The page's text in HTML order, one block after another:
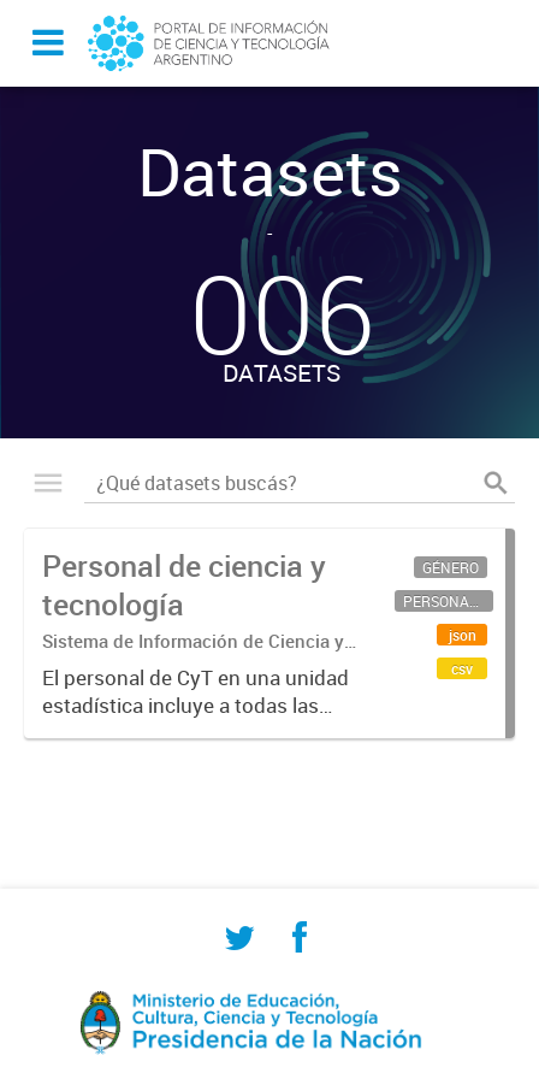
Datasets
-
006
DATASETS
Personal de ciencia y
tecnología
Sistema de Información de Ciencia y
Tecnología Argentino (SICYTAR)
El personal de CyT en una unidad
estadística incluye a todas las
personas involucradas
GÉNERO
PERSONAL CIENTÍFICO-TECNOLÓGICO
json
csv